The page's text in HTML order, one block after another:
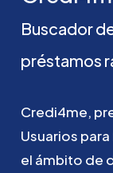
Buscador
préstamos
Credi4me,
Usuarios para
el ámbito de